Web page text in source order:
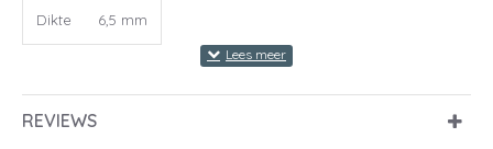
Dikte 6,5 mm
REVIEWS